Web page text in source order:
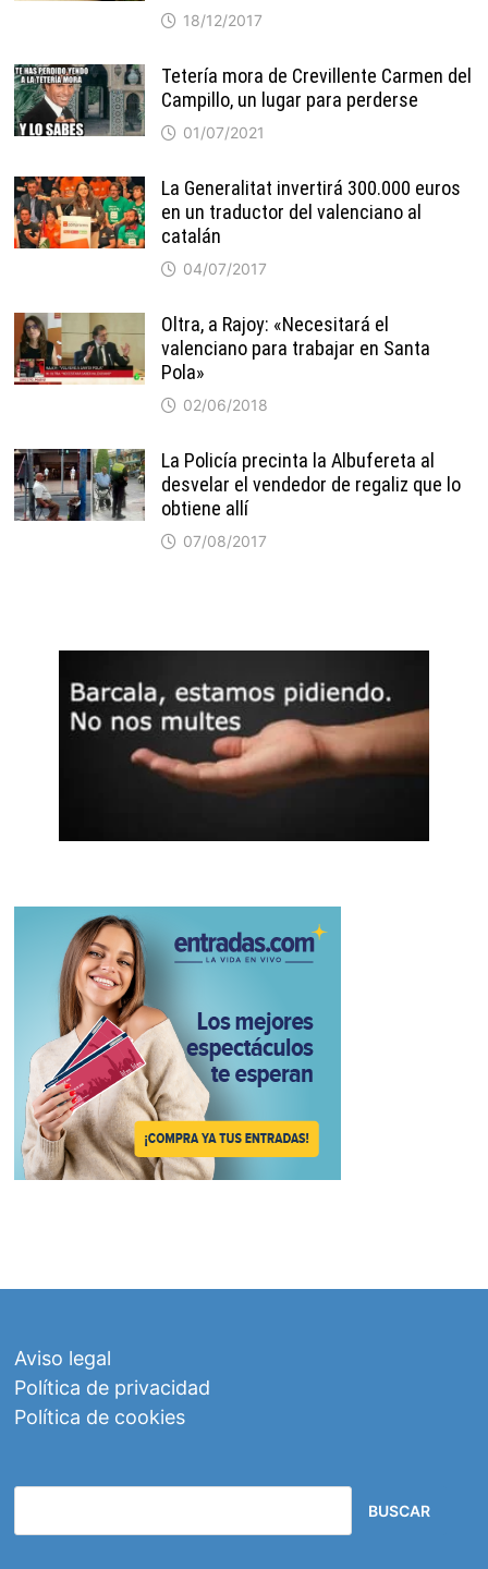
18/12/2017
Tetería mora de Crevillente Carmen del
Campillo, un lugar para perderse
01/07/2021
La Generalitat invertirá 300.000 euros
en un traductor del valenciano al
catalán
04/07/2017
Oltra, a Rajoy: «Necesitará el
valenciano para trabajar en Santa
Pola»
02/06/2018
La Policía precinta la Albufereta al
desvelar el vendedor de regaliz que lo
obtiene allí
07/08/2017
Aviso legal
Política de privacidad
Política de cookies
BUSCAR